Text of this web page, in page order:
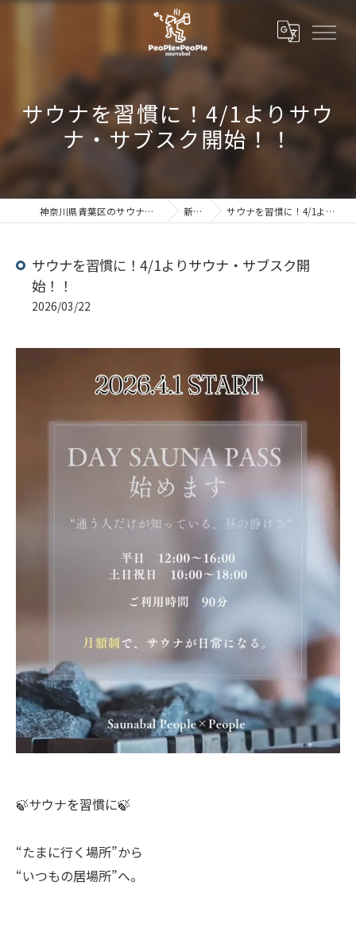
サウナを習慣に！4/1よりサウ
ナ・サブスク開始！！
神奈川県青葉区のサウナならSaunabal People×People 新着情報 サウナを習慣に！4/1よりサウナ・サブスク開始！！
サウナを習慣に！4/1よりサウナ・サブスク開
始！！
2026/03/22
🍃サウナを習慣に🍃
“たまに行く場所”から
“いつもの居場所”へ。